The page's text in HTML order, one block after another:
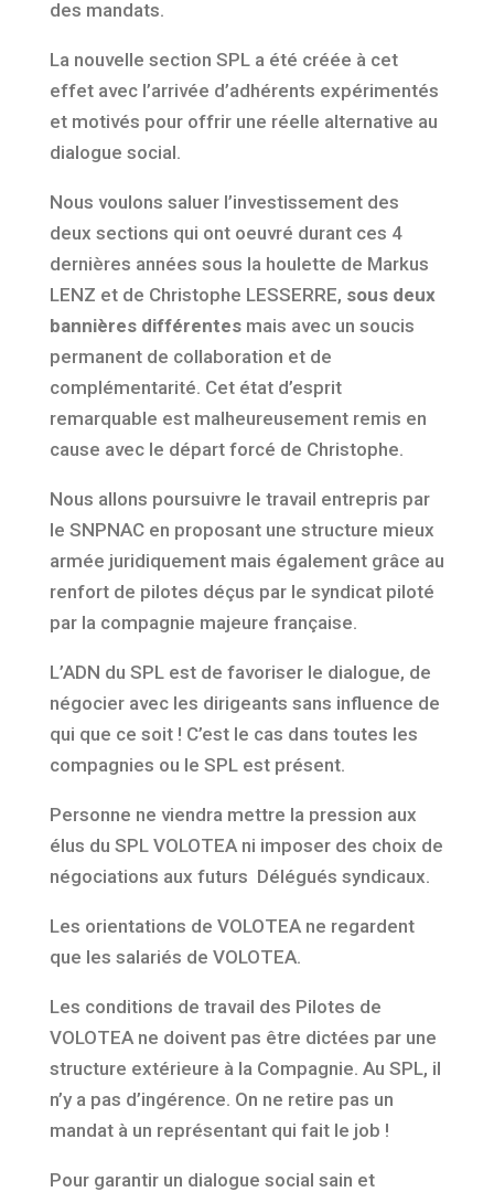
des mandats.
La nouvelle section SPL a été créée à cet
effet avec l’arrivée d’adhérents expérimentés
et motivés pour offrir une réelle alternative au
dialogue social.
Nous voulons saluer l’investissement des
deux sections qui ont oeuvré durant ces 4
dernières années sous la houlette de Markus
LENZ et de Christophe LESSERRE, sous deux
bannières différentesmais avec un soucis
permanent de collaboration et de
complémentarité. Cet état d’esprit
remarquable est malheureusement remis en
cause avec le départ forcé de Christophe.
Nous allons poursuivre le travail entrepris par
le SNPNAC en proposant une structure mieux
armée juridiquement mais également grâce au
renfort de pilotes déçus par le syndicat piloté
par la compagnie majeure française.
L’ADN du SPL est de favoriser le dialogue, de
négocier avec les dirigeants sans influence de
qui que ce soit ! C’est le cas dans toutes les
compagnies ou le SPL est présent.
Personne ne viendra mettre la pression aux
élus du SPL VOLOTEA ni imposer des choix de
négociations aux futurs Délégués syndicaux.
Les orientations de VOLOTEA ne regardent
que les salariés de VOLOTEA.
Les conditions de travail des Pilotes de
VOLOTEA ne doivent pas être dictées par une
structure extérieure à la Compagnie. Au SPL, il
n’y a pas d’ingérence. On ne retire pas un
mandat à un représentant qui fait le job !
Pour garantir un dialogue social sain et